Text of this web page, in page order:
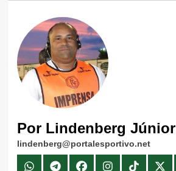
Por Lindenberg Júnior
lindenberg@portalesportivo.net